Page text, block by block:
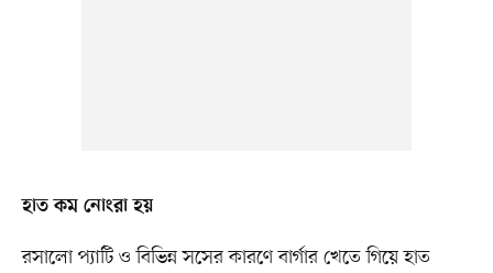
হাত কম নোংরা হয়
রসালো প্যাটি ও বিভিন্ন সসের কারণে বার্গার খেতে গিয়ে হাত